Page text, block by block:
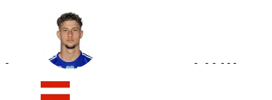
- - - - - - -